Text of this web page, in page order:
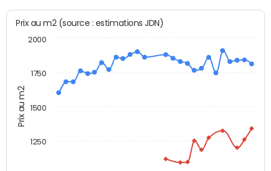
Prix au m2
Prix au m2 (source : estimations JDN)
1250
1500
1750
2000